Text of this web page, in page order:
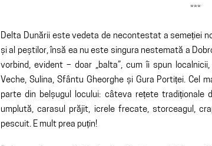
***
Delta Dunării este vedeta de necontestat a semeției
și al peștilor, însă ea nu este singura nestemată a
vorbind, evident – doar „balta”, cum îi spun
Veche, Sulina, Sfântu Gheorghe și Gura Portiței. Cel
parte din belșugul locului: câteva rețete tradiționale
umplută, carasul prăjit, icrele frecate, storceagul,
pescuit. E mult prea puțin!